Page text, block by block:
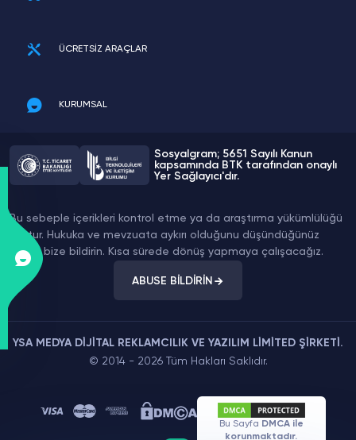
ÜCRETSİZ ARAÇLAR
KURUMSAL
Sosyalgram; 5651 Sayılı Kanun
kapsamında BTK tarafından onaylı
Yer Sağlayıcı'dır.
Bu sebeple içerikleri kontrol etme ya da araştırma yükümlülüğü
yoktur. Hukuka ve mevzuata aykırı olduğunu düşündüğünüz
içeriği bize bildirin. Kısa sürede dönüş yapmaya çalışacağız.
ABUSE BİLDİRİN
YSA MEDYA DİJİTAL REKLAMCILIK VE YAZILIM LİMİTED ŞİRKETİ.
© 2014 - 2026 Tüm Hakları Saklıdır.
Bu Sayfa DMCA ile
korunmaktadır.